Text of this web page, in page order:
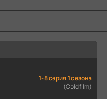
1-8 серия 1 сезона
(Coldfilm)